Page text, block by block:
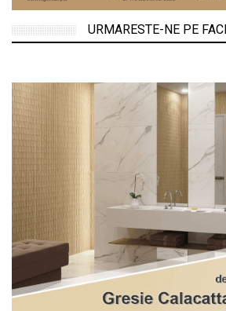
URMARESTE-NE PE